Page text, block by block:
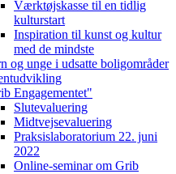
Værktøjskasse til en tidlig
kulturstart
Inspiration til kunst og kultur
med de mindste
og unge i udsatte boligområder
Engagementet"
Slutevaluering
Midtvejsevaluering
Praksislaboratorium 22. juni
2022
Online-seminar om Grib